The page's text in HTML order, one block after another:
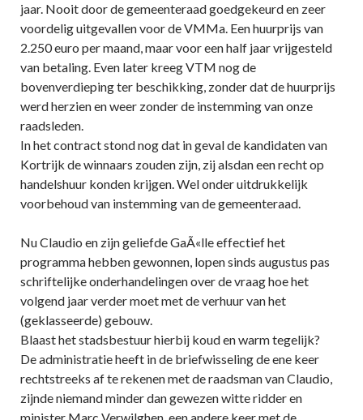
jaar. Nooit door de gemeenteraad goedgekeurd en zeer
voordelig uitgevallen voor de VMMa. Een huurprijs van
2.250 euro per maand, maar voor een half jaar vrijgesteld
van betaling. Even later kreeg VTM nog de
bovenverdieping ter beschikking, zonder dat de huurprijs
werd herzien en weer zonder de instemming van onze
raadsleden.
In het contract stond nog dat in geval de kandidaten van
Kortrijk de winnaars zouden zijn, zij alsdan een recht op
handelshuur konden krijgen. Wel onder uitdrukkelijk
voorbehoud van instemming van de gemeenteraad.
Nu Claudio en zijn geliefde GaÃ«lle effectief het
programma hebben gewonnen, lopen sinds augustus pas
schriftelijke onderhandelingen over de vraag hoe het
volgend jaar verder moet met de verhuur van het
(geklasseerde) gebouw.
Blaast het stadsbestuur hierbij koud en warm tegelijk?
De administratie heeft in de briefwisseling de ene keer
rechtstreeks af te rekenen met de raadsman van Claudio,
zijnde niemand minder dan gewezen witte ridder en